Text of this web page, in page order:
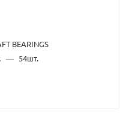
BEARINGS
— 54шт.